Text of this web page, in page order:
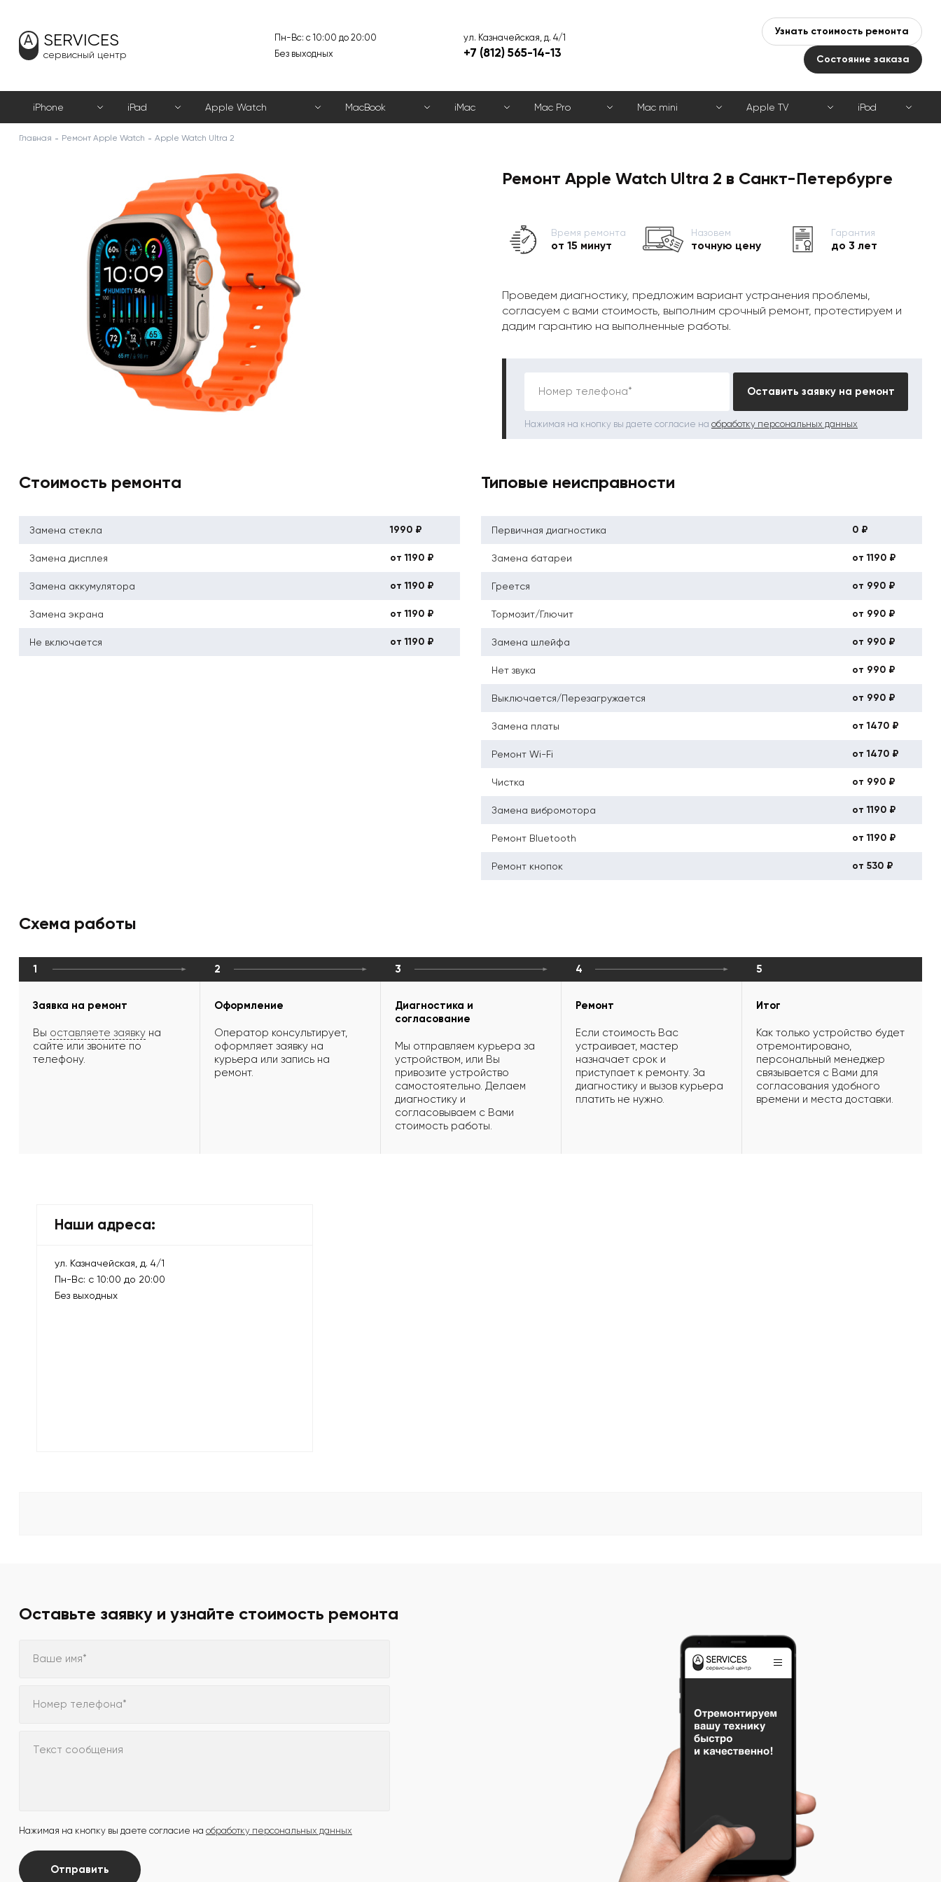
SERVICES
сервисный центр
Пн-Вс: с 10:00 до 20:00
Без выходных
ул. Казначейская, д. 4/1
+7 (812) 565-14-13
Узнать стоимость ремонта
Состояние заказа
iPhone iPad Apple Watch MacBook iMac Mac Pro Mac mini Apple TV iPod
Главная Ремонт Apple Watch Apple Watch Ultra 2
Ремонт Apple Watch Ultra 2 в Санкт-Петербурге
Время ремонта
от 15 минут
Назовем
точную цену
Гарантия
до 3 лет
Проведем диагностику, предложим вариант устранения проблемы,
согласуем с вами стоимость, выполним срочный ремонт, протестируем и
дадим гарантию на выполненные работы.
Номер телефона* Оставить заявку на ремонт
Нажимая на кнопку вы даете согласие на обработку персональных данных
Стоимость ремонта
Замена стекла 1990 ₽
Замена дисплея от 1190 ₽
Замена аккумулятора от 1190 ₽
Замена экрана от 1190 ₽
Не включается от 1190 ₽
Типовые неисправности
Первичная диагностика 0 ₽
Замена батареи от 1190 ₽
Греется от 990 ₽
Тормозит/Глючит от 990 ₽
Замена шлейфа от 990 ₽
Нет звука от 990 ₽
Выключается/Перезагружается от 990 ₽
Замена платы от 1470 ₽
Ремонт Wi-Fi от 1470 ₽
Чистка от 990 ₽
Замена вибромотора от 1190 ₽
Ремонт Bluetooth от 1190 ₽
Ремонт кнопок от 530 ₽
Схема работы
1
Заявка на ремонт
Вы оставляете заявку на
сайте или звоните по
телефону.
2
Оформление
Оператор консультирует,
оформляет заявку на
курьера или запись на
ремонт.
3
Диагностика и
согласование
Мы отправляем курьера за
устройством, или Вы
привозите устройство
самостоятельно. Делаем
диагностику и
согласовываем с Вами
стоимость работы.
4
Ремонт
Если стоимость Вас
устраивает, мастер
назначает срок и
приступает к ремонту. За
диагностику и вызов курьера
платить не нужно.
5
Итог
Как только устройство будет
отремонтировано,
персональный менеджер
связывается с Вами для
согласования удобного
времени и места доставки.
Наши адреса:
ул. Казначейская, д. 4/1
Пн-Вс: с 10:00 до 20:00
Без выходных
Оставьте заявку и узнайте стоимость ремонта
Ваше имя*
Номер телефона*
Текст сообщения
Нажимая на кнопку вы даете согласие на обработку персональных данных
Отправить